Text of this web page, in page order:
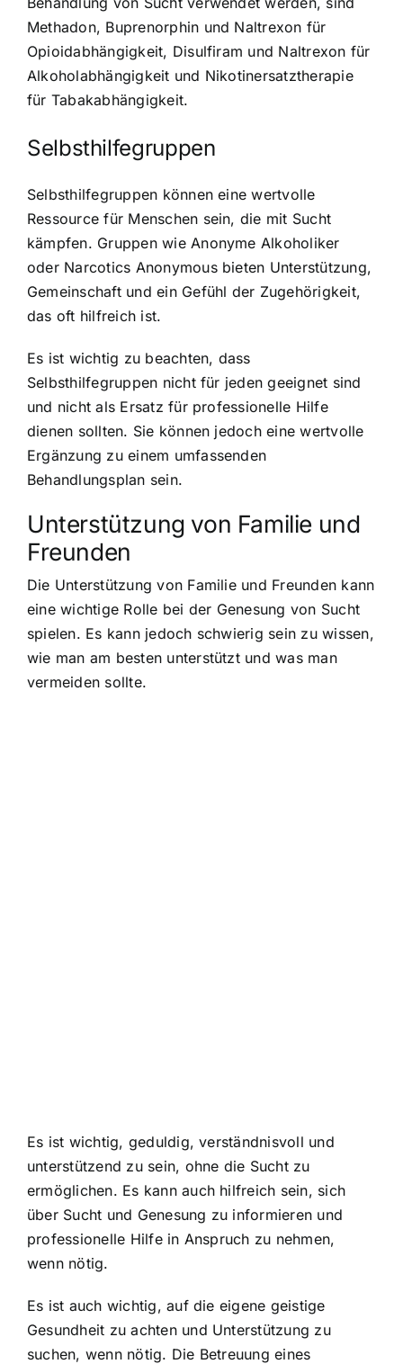
Methadon, Buprenorphin und Naltrexon für
Opioidabhängigkeit, Disulfiram und Naltrexon für
Alkoholabhängigkeit und Nikotinersatztherapie
für Tabakabhängigkeit.
Selbsthilfegruppen
Selbsthilfegruppen können eine wertvolle
Ressource für Menschen sein, die mit Sucht
kämpfen. Gruppen wie Anonyme Alkoholiker
oder Narcotics Anonymous bieten Unterstützung,
Gemeinschaft und ein Gefühl der Zugehörigkeit,
das oft hilfreich ist.
Es ist wichtig zu beachten, dass
Selbsthilfegruppen nicht für jeden geeignet sind
und nicht als Ersatz für professionelle Hilfe
dienen sollten. Sie können jedoch eine wertvolle
Ergänzung zu einem umfassenden
Behandlungsplan sein.
Unterstützung von Familie und
Freunden
Die Unterstützung von Familie und Freunden kann
eine wichtige Rolle bei der Genesung von Sucht
spielen. Es kann jedoch schwierig sein zu wissen,
wie man am besten unterstützt und was man
vermeiden sollte.
Es ist wichtig, geduldig, verständnisvoll und
unterstützend zu sein, ohne die Sucht zu
ermöglichen. Es kann auch hilfreich sein, sich
über Sucht und Genesung zu informieren und
professionelle Hilfe in Anspruch zu nehmen,
wenn nötig.
Es ist auch wichtig, auf die eigene geistige
Gesundheit zu achten und Unterstützung zu
suchen, wenn nötig. Die Betreuung eines